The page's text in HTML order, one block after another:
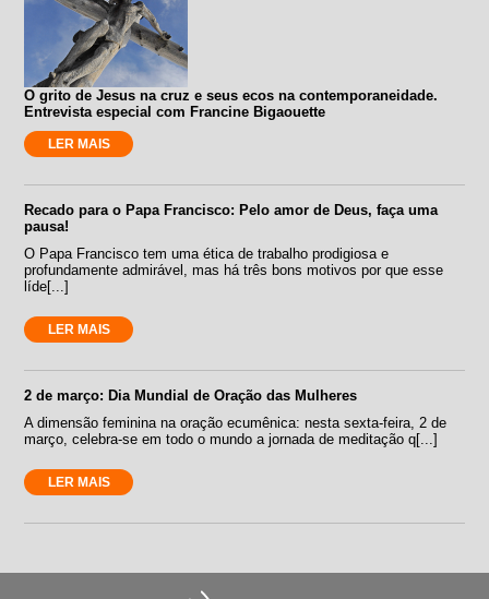
O grito de Jesus na cruz e seus ecos na contemporaneidade.
Entrevista especial com Francine Bigaouette
LER MAIS
Recado para o Papa Francisco: Pelo amor de Deus, faça uma
pausa!
O Papa Francisco tem uma ética de trabalho prodigiosa e
profundamente admirável, mas há três bons motivos por que esse
líde[...]
LER MAIS
2 de março: Dia Mundial de Oração das Mulheres
A dimensão feminina na oração ecumênica: nesta sexta-feira, 2 de
março, celebra-se em todo o mundo a jornada de meditação q[...]
LER MAIS